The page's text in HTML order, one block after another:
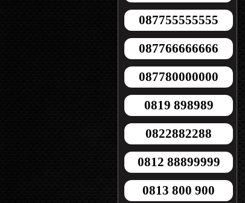
087755555555
087766666666
087780000000
0819 898989
0822882288
0812 88899999
0813 800 900